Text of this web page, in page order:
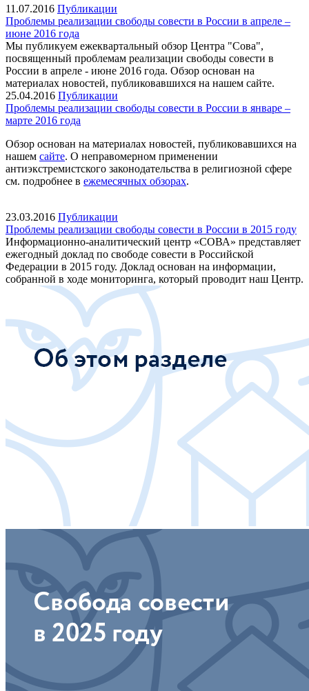
11.07.2016 Публикации
Проблемы реализации свободы совести в России в апреле –
июне 2016 года
Мы публикуем ежеквартальный обзор Центра "Сова",
посвященный проблемам реализации свободы совести в
России в апреле - июне 2016 года. Обзор основан на
материалах новостей, публиковавшихся на нашем сайте.
25.04.2016 Публикации
Проблемы реализации свободы совести в России в январе –
марте 2016 года
Обзор основан на материалах новостей, публиковавшихся на
нашем сайте. О неправомерном применении
антиэкстремистского законодательства в религиозной сфере
см. подробнее в ежемесячных обзорах.
23.03.2016 Публикации
Проблемы реализации свободы совести в России в 2015 году
Информационно-аналитический центр «СОВА» представляет
ежегодный доклад по свободе совести в Российской
Федерации в 2015 году. Доклад основан на информации,
собранной в ходе мониторинга, который проводит наш Центр.